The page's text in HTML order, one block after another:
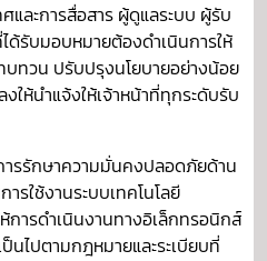
และการสื่อสาร ผู้ดูแลระบบ ผู้รับ
ด้รับมอบหมายต้องดำเนินการให้
บทวน ปรับปรุงนโยบายอย่างน้อย
ให้นำแจ้งให้เจ้าหน้าที่ทุกระดับรับ
ารรักษาความมั่นคงปลอดภัยด้าน
รใช้งานระบบเทคโนโลยี
การดำเนินงานทางอิเล็กทรอนิกส์
นไปตามกฎหมายและระเบียบที่